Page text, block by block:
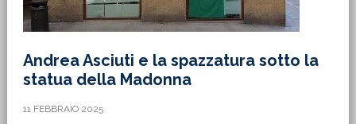
Andrea Asciuti e la spazzatura sotto la
statua della Madonna
11 FEBBRAIO 2025